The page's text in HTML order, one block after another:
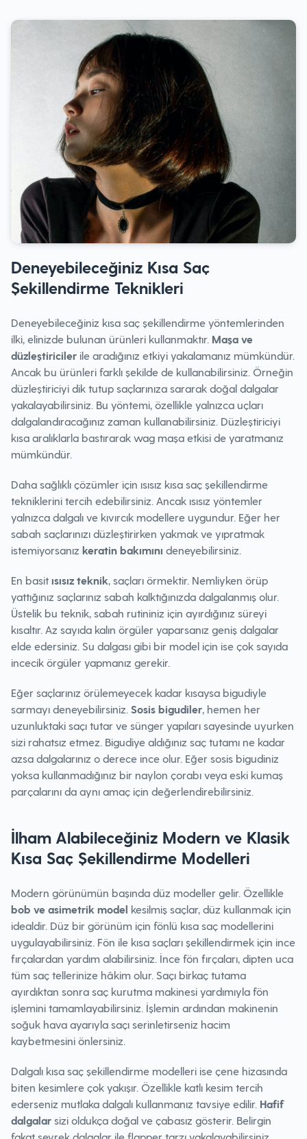
Deneyebileceğiniz Kısa Saç
Şekillendirme Teknikleri
Deneyebileceğiniz kısa saç şekillendirme yöntemlerinden
ilki, elinizde bulunan ürünleri kullanmaktır. Maşa ve
düzleştiriciler ile aradığınız etkiyi yakalamanız mümkündür.
Ancak bu ürünleri farklı şekilde de kullanabilirsiniz. Örneğin
düzleştiriciyi dik tutup saçlarınıza sararak doğal dalgalar
yakalayabilirsiniz. Bu yöntemi, özellikle yalnızca uçları
dalgalandıracağınız zaman kullanabilirsiniz. Düzleştiriciyi
kısa aralıklarla bastırarak wag maşa etkisi de yaratmanız
mümkündür.
Daha sağlıklı çözümler için ısısız kısa saç şekillendirme
tekniklerini tercih edebilirsiniz. Ancak ısısız yöntemler
yalnızca dalgalı ve kıvırcık modellere uygundur. Eğer her
sabah saçlarınızı düzleştirirken yakmak ve yıpratmak
istemiyorsanız keratin bakımını deneyebilirsiniz.
En basit ısısız teknik, saçları örmektir. Nemliyken örüp
yattığınız saçlarınız sabah kalktığınızda dalgalanmış olur.
Üstelik bu teknik, sabah rutininiz için ayırdığınız süreyi
kısaltır. Az sayıda kalın örgüler yaparsanız geniş dalgalar
elde edersiniz. Su dalgası gibi bir model için ise çok sayıda
incecik örgüler yapmanız gerekir.
Eğer saçlarınız örülemeyecek kadar kısaysa bigudiyle
sarmayı deneyebilirsiniz. Sosis bigudiler, hemen her
uzunluktaki saçı tutar ve sünger yapıları sayesinde uyurken
sizi rahatsız etmez. Bigudiye aldığınız saç tutamı ne kadar
azsa dalgalarınız o derece ince olur. Eğer sosis bigudiniz
yoksa kullanmadığınız bir naylon çorabı veya eski kumaş
parçalarını da aynı amaç için değerlendirebilirsiniz.
İlham Alabileceğiniz Modern ve Klasik
Kısa Saç Şekillendirme Modelleri
Modern görünümün başında düz modeller gelir. Özellikle
bob ve asimetrik model kesilmiş saçlar, düz kullanmak için
idealdir. Düz bir görünüm için fönlü kısa saç modellerini
uygulayabilirsiniz. Fön ile kısa saçları şekillendirmek için ince
fırçalardan yardım alabilirsiniz. İnce fön fırçaları, dipten uca
tüm saç tellerinize hâkim olur. Saçı birkaç tutama
ayırdıktan sonra saç kurutma makinesi yardımıyla fön
işlemini tamamlayabilirsiniz. İşlemin ardından makinenin
soğuk hava ayarıyla saçı serinletirseniz hacim
kaybetmesini önlersiniz.
Dalgalı kısa saç şekillendirme modelleri ise çene hizasında
biten kesimlere çok yakışır. Özellikle katlı kesim tercih
ederseniz mutlaka dalgalı kullanmanız tavsiye edilir. Hafif
dalgalar sizi oldukça doğal ve çabasız gösterir. Belirgin